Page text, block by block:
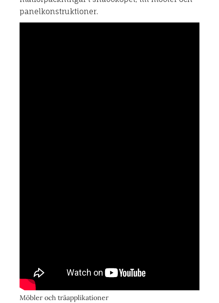
panelkonstruktioner.
Möbler och träapplikationer